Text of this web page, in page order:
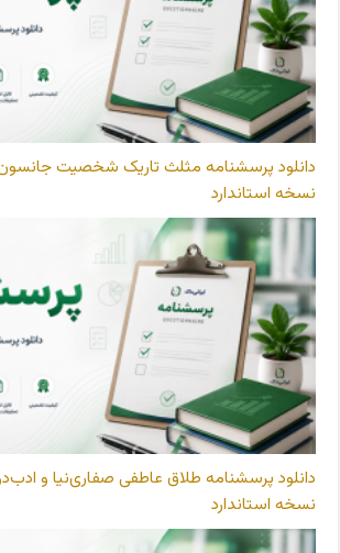
نسخه استاندارد
نسخه استاندارد